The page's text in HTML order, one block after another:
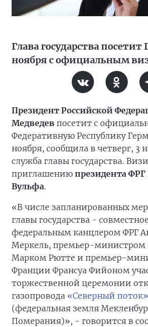
Глава государства
ноября с официальным
Президент Российской
Медведев посетит с
Федеративную Республику
ноября, сообщила в четверг, 3
служба главы государства.
приглашению президента
Вульфа.
«В числе запланированных
главы государства -
федеральным канцлером ФРГ
Меркель, премьер-министром
Марком Рютте и премьер-
Франции Франсуа Фийоном
торжественной церемонии
газопровода «Северный поток»
(федеральная земля
Померания)», - говорится в